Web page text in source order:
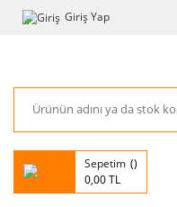
Giriş Yap
Sepetim
0,00 TL